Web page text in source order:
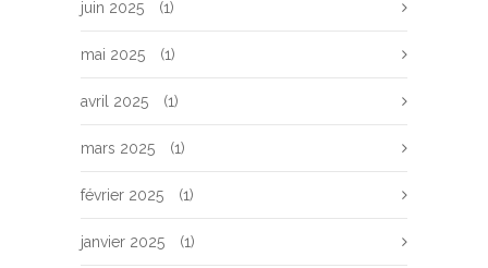
juin 2025 (1)
mai 2025 (1)
avril 2025 (1)
mars 2025 (1)
février 2025 (1)
janvier 2025 (1)